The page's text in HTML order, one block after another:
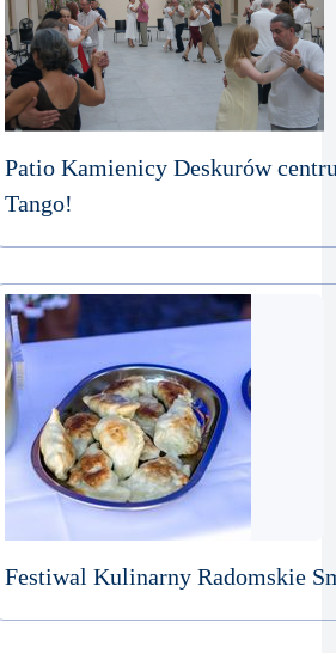
Patio Kamienicy Deskurów
Tango!
Festiwal Kulinarny Radomskie